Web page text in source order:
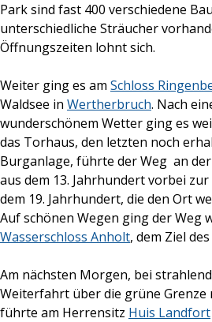
Park sind fast 400 verschiedene
unterschiedliche Sträucher
Öffnungszeiten lohnt sich.
Weiter ging es am Schloss
Waldsee in Wertherbruch. Nach
wunderschönem Wetter ging es
das Torhaus, den letzten noch
Burganlage, führte der Weg an
aus dem 13. Jahrhundert vorbei
dem 19. Jahrhundert, die den Ort
Auf schönen Wegen ging der Weg
Wasserschloss Anholt, dem Ziel
Am nächsten Morgen, bei
Weiterfahrt über die grüne Grenze
führte am Herrensitz Huis Landfort